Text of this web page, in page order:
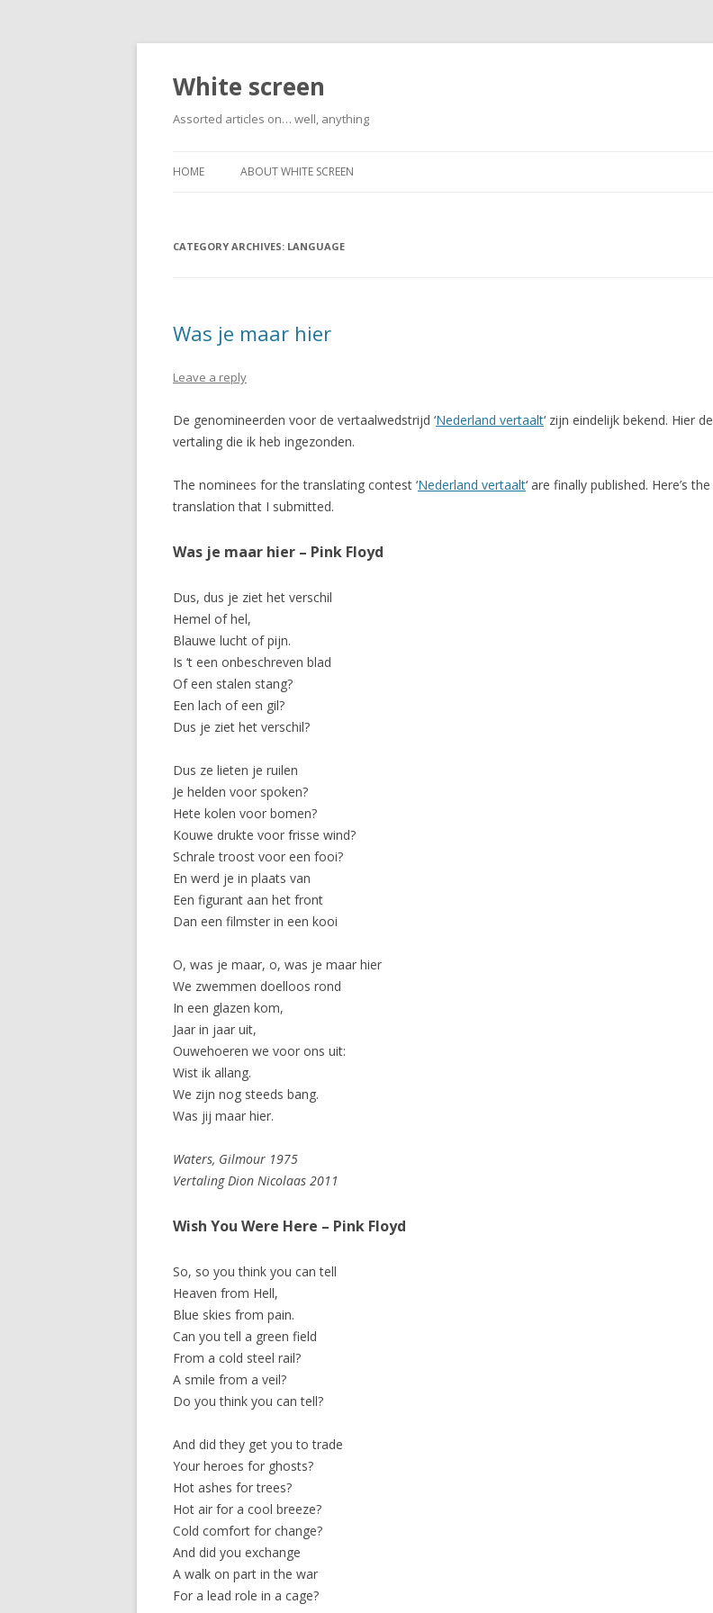
White screen
Assorted articles on… well, anything
HOME ABOUT WHITE SCREEN
CATEGORY ARCHIVES: LANGUAGE
Was je maar hier
Leave a reply
De genomineerden voor de vertaalwedstrijd ‘Nederland vertaalt‘ zijn eindelijk bekend. Hier de
vertaling die ik heb ingezonden.
The nominees for the translating contest ‘Nederland vertaalt‘ are finally published. Here’s the
translation that I submitted.
Was je maar hier – Pink Floyd
Dus, dus je ziet het verschil
Hemel of hel,
Blauwe lucht of pijn.
Is ‘t een onbeschreven blad
Of een stalen stang?
Een lach of een gil?
Dus je ziet het verschil?
Dus ze lieten je ruilen
Je helden voor spoken?
Hete kolen voor bomen?
Kouwe drukte voor frisse wind?
Schrale troost voor een fooi?
En werd je in plaats van
Een figurant aan het front
Dan een filmster in een kooi
O, was je maar, o, was je maar hier
We zwemmen doelloos rond
In een glazen kom,
Jaar in jaar uit,
Ouwehoeren we voor ons uit:
Wist ik allang.
We zijn nog steeds bang.
Was jij maar hier.
Waters, Gilmour 1975
Vertaling Dion Nicolaas 2011
Wish You Were Here – Pink Floyd
So, so you think you can tell
Heaven from Hell,
Blue skies from pain.
Can you tell a green field
From a cold steel rail?
A smile from a veil?
Do you think you can tell?
And did they get you to trade
Your heroes for ghosts?
Hot ashes for trees?
Hot air for a cool breeze?
Cold comfort for change?
And did you exchange
A walk on part in the war
For a lead role in a cage?